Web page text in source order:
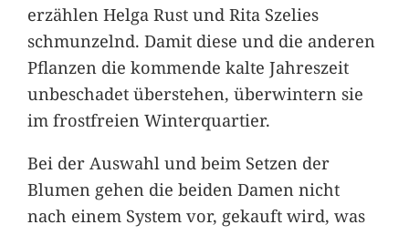
erzählen Helga Rust und Rita Szelies
schmunzelnd. Damit diese und die anderen
Pflanzen die kommende kalte Jahreszeit
unbeschadet überstehen, überwintern sie
im frostfreien Winterquartier.
Bei der Auswahl und beim Setzen der
Blumen gehen die beiden Damen nicht
nach einem System vor, gekauft wird, was